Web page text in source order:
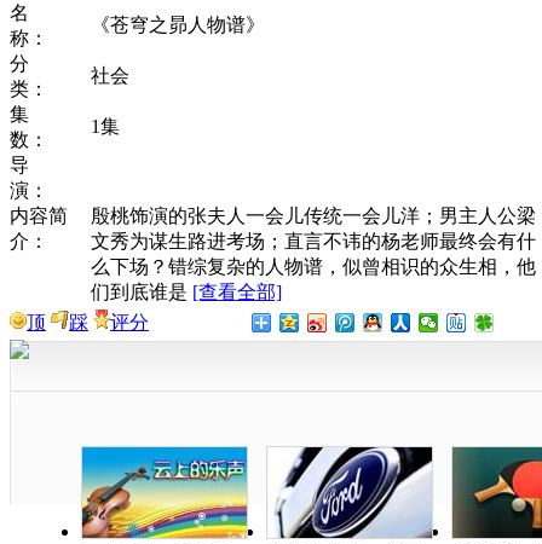
名
称：
《苍穹之昴人物谱》
分
类：
社会
集
数：
1集
导
演：
内容简
介：
殷桃饰演的张夫人一会儿传统一会儿洋；男主人公梁
文秀为谋生路进考场；直言不讳的杨老师最终会有什
么下场？错综复杂的人物谱，似曾相识的众生相，他
们到底谁是 [查看全部]
顶
踩 评分